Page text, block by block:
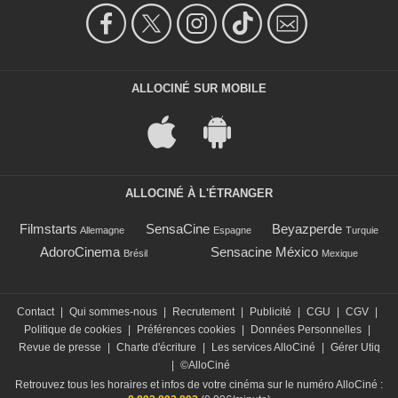
ALLOCINÉ SUR MOBILE
ALLOCINÉ À L'ÉTRANGER
Filmstarts Allemagne SensaCine Espagne Beyazperde Turquie
AdoroCinema Brésil Sensacine México Mexique
Contact Qui sommes-nous Recrutement Publicité CGU CGV
Politique de cookies
Préférences cookies Données Personnelles
Revue de presse
Charte d'écriture Les services AlloCiné
Gérer Utiq
©AlloCiné
Retrouvez tous les horaires et infos de votre cinéma sur le numéro AlloCiné :